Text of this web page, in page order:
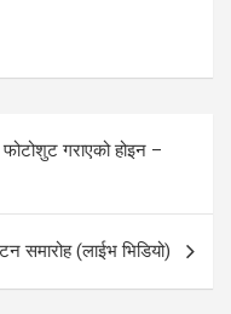
गराएको होइन –
समारोह (लाईभ भिडियो)